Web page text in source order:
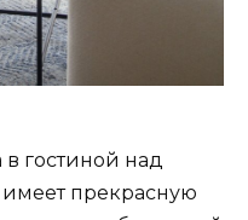
гостиной над
прекрасную